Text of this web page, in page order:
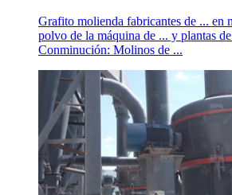
Grafito molienda fabricantes de ... en
polvo de la máquina de ... y plantas
Conminución: Molinos de ...